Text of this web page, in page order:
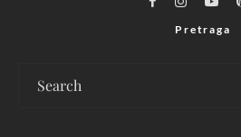
Pretraga